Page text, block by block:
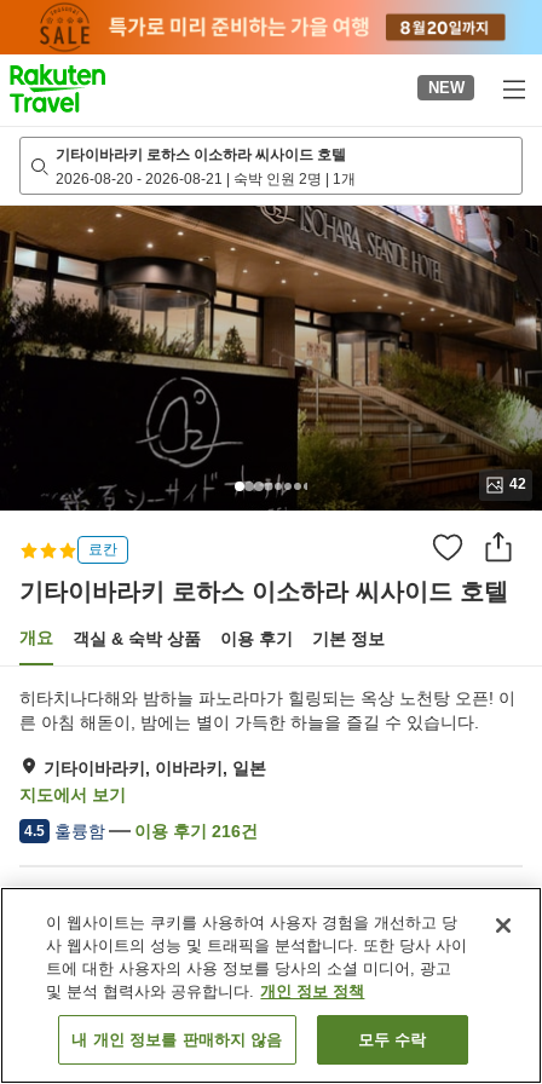
page
NEW
기타이바라키 로하스 이소하라 씨사이드 호텔
2026-08-20 - 2026-08-21 | 숙박 인원 2명 | 1개
42
료칸
기타이바라키 로하스 이소하라 씨사이드 호텔
개요 객실 & 숙박 상품 이용 후기 기본 정보
히타치나다해와 밤하늘 파노라마가 힐링되는 옥상 노천탕 오픈! 이
른 아침 해돋이, 밤에는 별이 가득한 하늘을 즐길 수 있습니다.
기타이바라키, 이바라키, 일본
지도에서 보기
4.5 훌륭함 이용 후기 216건
Wi-Fi
완전 금연
자동판매기
주차 (무료)
일본 이바라키
기타이바라키
기타이바라키 로하스 이소하라 씨사이드 호텔
객실 보기
이 웹사이트는 쿠키를 사용하여 사용자 경험을 개선하고 당
사 웹사이트의 성능 및 트래픽을 분석합니다. 또한 당사 사이
트에 대한 사용자의 사용 정보를 당사의 소셜 미디어, 광고
및 분석 협력사와 공유합니다. 개인 정보 정책
내 개인 정보를 판매하지 않음 모두 수락